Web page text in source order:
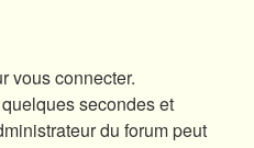
vous connecter.
secondes et
du forum peut